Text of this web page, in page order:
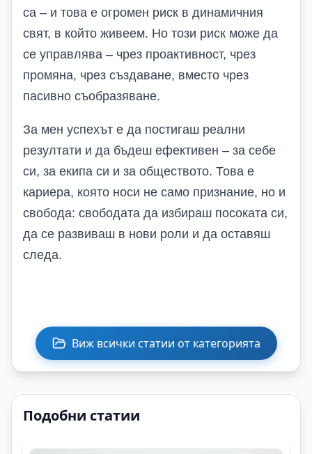
са – и това е огромен риск в динамичния
свят, в който живеем. Но този риск може да
се управлява – чрез проактивност, чрез
промяна, чрез създаване, вместо чрез
пасивно съобразяване.
За мен успехът е да постигаш реални
резултати и да бъдеш ефективен – за себе
си, за екипа си и за обществото. Това е
кариера, която носи не само признание, но и
свобода: свободата да избираш посоката си,
да се развиваш в нови роли и да оставяш
следа.
Виж всички статии от категорията
Подобни статии